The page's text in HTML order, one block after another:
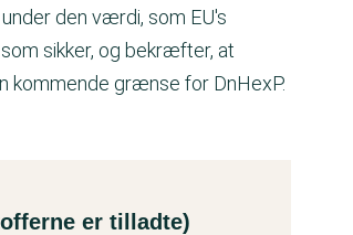
den værdi, som EU's
sikker, og bekræfter, at
kommende grænse for DnHexP.
er tilladte)